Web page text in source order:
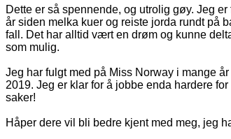
Dette er så spennende, og utrolig gøy. Jeg
år siden melka kuer og reiste jorda rundt på
fall. Det har alltid vært en drøm og kunne
som mulig.
Jeg har fulgt med på Miss Norway i mange
2019. Jeg er klar for å jobbe enda hardere
saker!
Håper dere vil bli bedre kjent med meg, jeg